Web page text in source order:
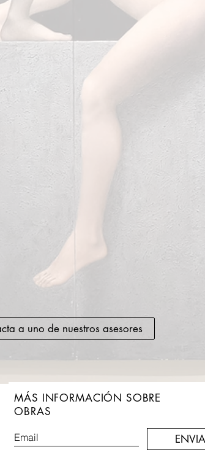
a uno de nuestros asesores
MÁS INFORMACIÓN SOBRE
OBRAS